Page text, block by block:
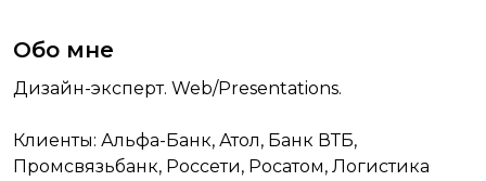
Обо мне
Дизайн-эксперт. Web/Presentations.
Клиенты: Альфа-Банк, Атол, Банк ВТБ,
Промсвязьбанк, Россети, Росатом, Логистика